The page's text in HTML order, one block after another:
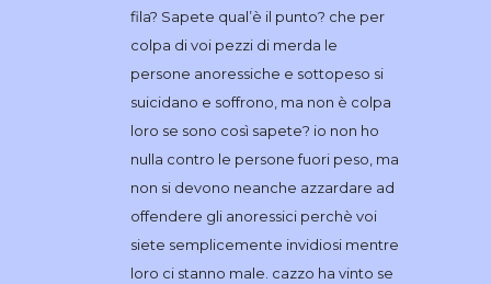
fila? Sapete qual’è il punto? che per
colpa di voi pezzi di merda le
persone anoressiche e sottopeso si
suicidano e soffrono, ma non è colpa
loro se sono così sapete? io non ho
nulla contro le persone fuori peso, ma
non si devono neanche azzardare ad
offendere gli anoressici perchè voi
siete semplicemente invidiosi mentre
loro ci stanno male. cazzo ha vinto se